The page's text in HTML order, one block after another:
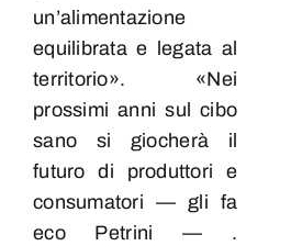
un’alimentazione
equilibrata e legata al
territorio». «Nei
prossimi anni sul cibo
sano si giocherà il
futuro di produttori e
consumatori — gli fa
eco Petrini — .